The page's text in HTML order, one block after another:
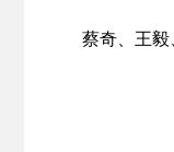
蔡奇、王毅